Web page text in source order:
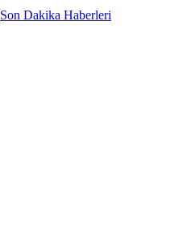
Son Dakika Haberleri